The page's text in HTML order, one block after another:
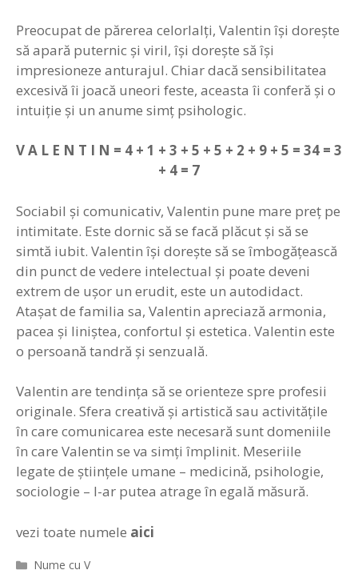
Preocupat de părerea celorlalţi, Valentin îşi doreşte
să apară puternic şi viril, îşi doreşte să îşi
impresioneze anturajul. Chiar dacă sensibilitatea
excesivă îi joacă uneori feste, aceasta îi conferă şi o
intuiţie şi un anume simţ psihologic.
V A L E N T I N = 4 + 1 + 3 + 5 + 5 + 2 + 9 + 5 = 34 = 3
+ 4 = 7
Sociabil și comunicativ, Valentin pune mare preţ pe
intimitate. Este dornic să se facă plăcut şi să se
simtă iubit. Valentin îşi doreşte să se îmbogăţească
din punct de vedere intelectual şi poate deveni
extrem de uşor un erudit, este un autodidact.
Ataşat de familia sa, Valentin apreciază armonia,
pacea şi liniştea, confortul şi estetica. Valentin este
o persoană tandră şi senzuală.
Valentin are tendinţa să se orienteze spre profesii
originale. Sfera creativă şi artistică sau activităţile
în care comunicarea este necesară sunt domeniile
în care Valentin se va simţi împlinit. Meseriile
legate de ştiinţele umane – medicină, psihologie,
sociologie – l-ar putea atrage în egală măsură.
vezi toate numele aici
Categorii
Nume cu V